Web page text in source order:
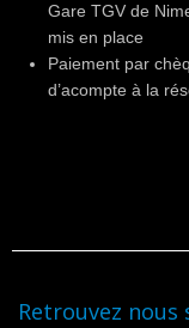
Gare TGV de
mis en place
Paiement par
d’acompte à la
Retrouvez nous